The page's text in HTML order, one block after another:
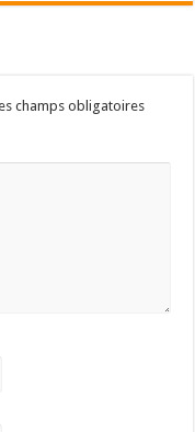
champs obligatoires